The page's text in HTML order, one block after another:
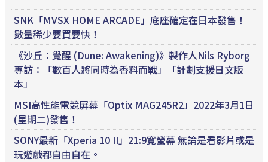
SNK「MVSX HOME ARCADE」底座確定在日本發售！
數量稀少要買要快！
《沙丘：覺醒 (Dune: Awakening)》製作人Nils Ryborg
專訪：「數百人將同時為香料而戰」「計劃支援日文版
本」
MSI高性能電競屏幕「Optix MAG245R2」2022年3月1日
(星期二)發售！
SONY最新「Xperia 10 II」21:9寬螢幕 無論是看影片或是
玩遊戲都自由自在。